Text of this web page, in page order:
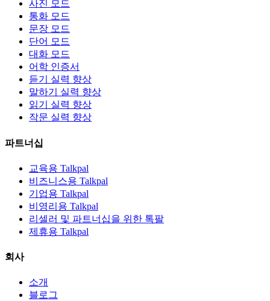
사진 모드
통화 모드
문장 모드
단어 모드
대화 모드
어학 인증서
듣기 실력 향상
말하기 실력 향상
읽기 실력 향상
작문 실력 향상
파트너십
교육용 Talkpal
비즈니스용 Talkpal
기업용 Talkpal
비영리용 Talkpal
리셀러 및 파트너십을 위한 톡팔
제휴용 Talkpal
회사
소개
블로그